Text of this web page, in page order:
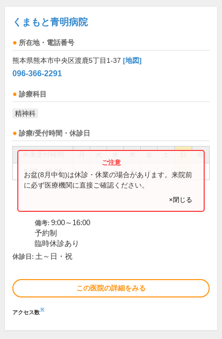
くまもと青明病院
所在地・電話番号
熊本県熊本市中央区渡鹿5丁目1-37 [地図]
096-366-2291
診療科目
精神科
診療/受付時間・休診日
祝
9:00～16:00 ● ● ● ● ●
お盆(8月中旬)は休診・休業の場合があります。来院前
に必ず医療機関に直接ご確認ください。
×閉じる
備考: 9:00～16:00
予約制
臨時休診あり
休診日: 土～日・祝
この医院の詳細をみる
アクセス数※